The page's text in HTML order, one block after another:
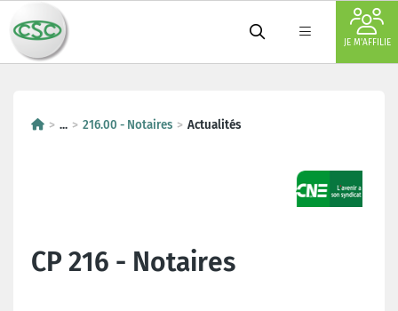
JE M'AFFILIE
... 216.00 - Notaires Actualités
CP 216 - Notaires